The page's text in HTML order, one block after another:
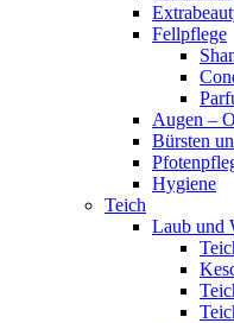
Fellpflege
Augen –
Bürsten
Hygiene
Teich
Laub und